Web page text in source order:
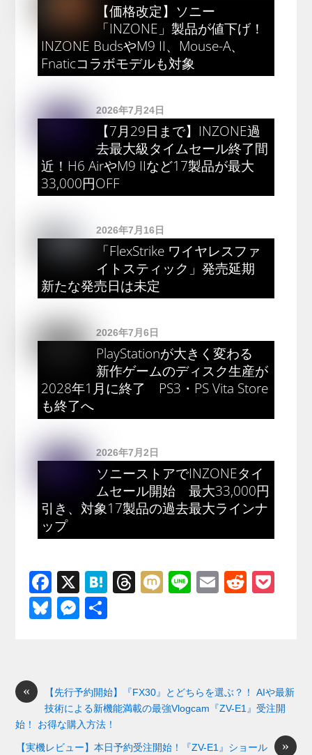
【価格改定】ソニー
「INZONE」製品が値下げ！
INZONE BudsやM9 II、Mouse-A、
Fnaticコラボモデルも対象
2026年7月24日
【7月29日まで】INZONE過
去最大級タイムセール終了間
近！H6 AirやM9 IIなど17製品が最大
33,000円OFF
2026年7月16日
「FlexStrike ワイヤレスファ
イトスティック」発売延期
新たな発売日は未定
2026年7月6日
PlayStationが大きく変わる
新作ゲームのディスク生産が
2028年1月に終了 PS3・PS Vita Store
も終了へ
2026年7月2日
ソニーストアでINZONEタイ
ムセール開始 最大33,000円
引き、対象17製品の過去最大ラインナ
ップ
F
a
c
o
o
k
X
H
T
s
M Li
E
R
Bl
y
M
n
g
er
«
【先行予約開始】『FX30』とどちらを選ぶ？！ AIや最新
技術による新機能満載の最強Vlogcam『ZV-E1』受注開
始！ お得な購入方法！
»
【実機レビュー】本日予約受注開始！『ZV-E1』ショール